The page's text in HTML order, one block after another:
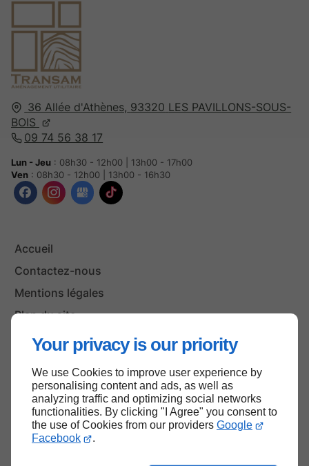
Your privacy is our priority
We use Cookies to improve user experience by
personalising content and ads, as well as
analyzing traffic and optimizing social networks
functionalities. By clicking "I Agree" you consent to
the use of Cookies from our providers Google
Facebook
.
36 Allée d'Athènes, 93320 LES PAVILLONS-SOUS-
BOIS
09 74 56 38 17
Lun - Jeu : 08h30 - 12h00 | 13h00 - 17h00
Ven : 08h30 - 12h00 | 13h00 - 16h30
Accueil
Contactez-nous
Mentions légales
Plan du site
Haut de page